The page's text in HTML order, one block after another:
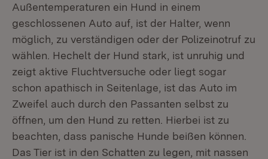
Außentemperaturen ein Hund in einem
geschlossenen Auto auf, ist der Halter, wenn
möglich, zu verständigen oder der Polizeinotruf zu
wählen. Hechelt der Hund stark, ist unruhig und
zeigt aktive Fluchtversuche oder liegt sogar
schon apathisch in Seitenlage, ist das Auto im
Zweifel auch durch den Passanten selbst zu
öffnen, um den Hund zu retten. Hierbei ist zu
beachten, dass panische Hunde beißen können.
Das Tier ist in den Schatten zu legen, mit nassen